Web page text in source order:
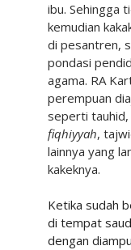
ibu. Sehingga
kemudian
di pesantren,
pondasi
agama. RA
perempuan
seperti tauhid,
fiqhiyyah,
lainnya yang
kakeknya.
Ketika sudah
di tempat
dengan